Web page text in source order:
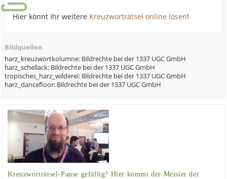
Hier könnt Ihr weitere Kreuzworträtsel online lösen!
Bildquellen
harz_kreuzwortkolumne: Bildrechte bei der 1337 UGC GmbH
harz_schellack: Bildrechte bei der 1337 UGC GmbH
tropisches_harz_wilderei: Bildrechte bei der 1337 UGC GmbH
harz_dancefloor: Bildrechte bei der 1337 UGC GmbH
Kreuzworträtsel-Pause gefällig? Hier kommt der Meister der